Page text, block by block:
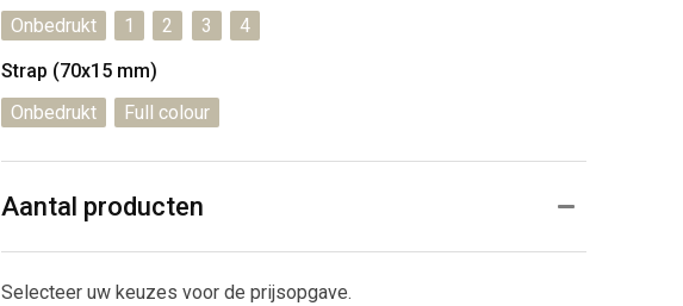
Onbedrukt
1 2 3
4
Strap (70x15 mm)
Onbedrukt
Full colour
Aantal producten
Selecteer uw keuzes voor de prijsopgave.